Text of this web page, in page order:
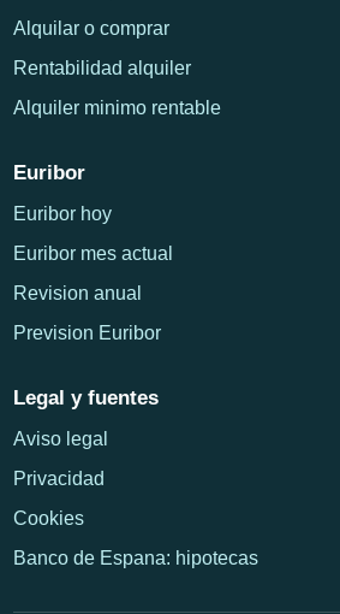
Alquilar o comprar
Rentabilidad alquiler
Alquiler minimo rentable
Euribor
Euribor hoy
Euribor mes actual
Revision anual
Prevision Euribor
Legal y fuentes
Aviso legal
Privacidad
Cookies
Banco de Espana: hipotecas